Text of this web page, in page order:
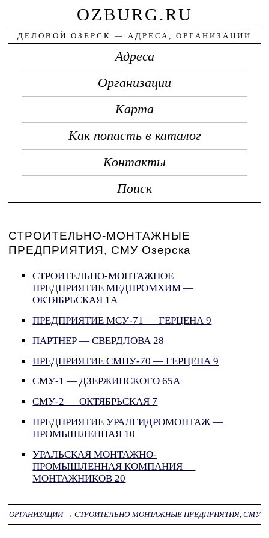
OZBURG.RU
ДЕЛОВОЙ ОЗЕРСК — АДРЕСА, ОРГАНИЗАЦИИ
Адреса
Организации
Карта
Как попасть в каталог
Контакты
Поиск
СТРОИТЕЛЬНО-МОНТАЖНЫЕ
ПРЕДПРИЯТИЯ, СМУ Озерска
СТРОИТЕЛЬНО-МОНТАЖНОЕ
ПРЕДПРИЯТИЕ МЕДПРОМХИМ —
ОКТЯБРЬСКАЯ 1А
ПРЕДПРИЯТИЕ МСУ-71 — ГЕРЦЕНА 9
ПАРТНЕР — СВЕРДЛОВА 28
ПРЕДПРИЯТИЕ СМНУ-70 — ГЕРЦЕНА 9
СМУ-1 — ДЗЕРЖИНСКОГО 65А
СМУ-2 — ОКТЯБРЬСКАЯ 7
ПРЕДПРИЯТИЕ УРАЛГИДРОМОНТАЖ —
ПРОМЫШЛЕННАЯ 10
УРАЛЬСКАЯ МОНТАЖНО-
ПРОМЫШЛЕННАЯ КОМПАНИЯ —
МОНТАЖНИКОВ 20
ОРГАНИЗАЦИИ→ СТРОИТЕЛЬНО-МОНТАЖНЫЕ ПРЕДПРИЯТИЯ, СМУ